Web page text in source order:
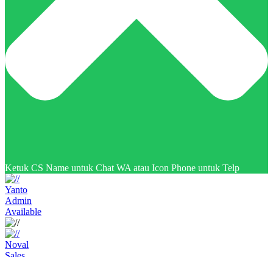
Ketuk CS Name untuk Chat WA atau Icon Phone untuk Telp
Yanto
Admin
Available
Noval